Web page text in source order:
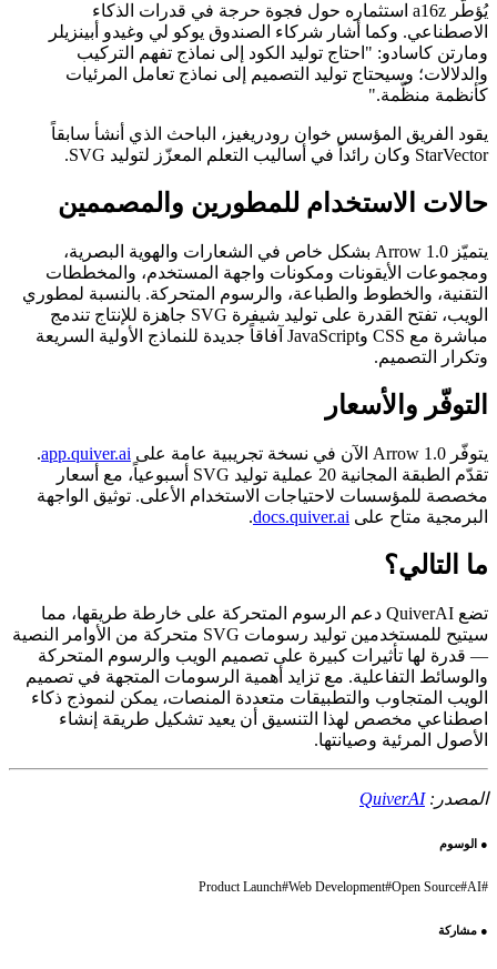
يُؤطّر a16z استثماره حول فجوة حرجة في قدرات الذكاء
الاصطناعي. وكما أشار شركاء الصندوق يوكو لي وغيدو أبينزيلر
ومارتن كاسادو: "احتاج توليد الكود إلى نماذج تفهم التركيب
والدلالات؛ وسيحتاج توليد التصميم إلى نماذج تعامل المرئيات
كأنظمة منظّمة."
يقود الفريق المؤسس خوان رودريغيز، الباحث الذي أنشأ سابقاً
StarVector وكان رائداً في أساليب التعلم المعزّز لتوليد SVG.
حالات الاستخدام للمطورين والمصممين
يتميّز Arrow 1.0 بشكل خاص في الشعارات والهوية البصرية،
ومجموعات الأيقونات ومكونات واجهة المستخدم، والمخططات
التقنية، والخطوط والطباعة، والرسوم المتحركة. بالنسبة لمطوري
الويب، تفتح القدرة على توليد شيفرة SVG جاهزة للإنتاج تندمج
مباشرة مع CSS وJavaScript آفاقاً جديدة للنماذج الأولية السريعة
وتكرار التصميم.
التوفّر والأسعار
يتوفّر Arrow 1.0 الآن في نسخة تجريبية عامة على app.quiver.ai
.
تقدّم الطبقة المجانية 20 عملية توليد SVG أسبوعياً، مع أسعار
مخصصة للمؤسسات لاحتياجات الاستخدام الأعلى. توثيق الواجهة
البرمجية متاح على docs.quiver.ai
.
ما التالي؟
تضع QuiverAI دعم الرسوم المتحركة على خارطة طريقها، مما
سيتيح للمستخدمين توليد رسومات SVG متحركة من الأوامر النصية
— قدرة لها تأثيرات كبيرة على تصميم الويب والرسوم المتحركة
والوسائط التفاعلية. مع تزايد أهمية الرسومات المتجهة في تصميم
الويب المتجاوب والتطبيقات متعددة المنصات، يمكن لنموذج ذكاء
اصطناعي مخصص لهذا التنسيق أن يعيد تشكيل طريقة إنشاء
الأصول المرئية وصيانتها.
المصدر: QuiverAI
●الوسوم
AI
#
Open Source
#
Web Development
#
Product Launch
●مشاركة